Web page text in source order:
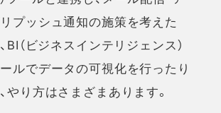
プッシュ通知の施策を考えた
BI（ビジネスインテリジェンス）
ルでデータの可視化を行ったり
やり方はさまざまあります。